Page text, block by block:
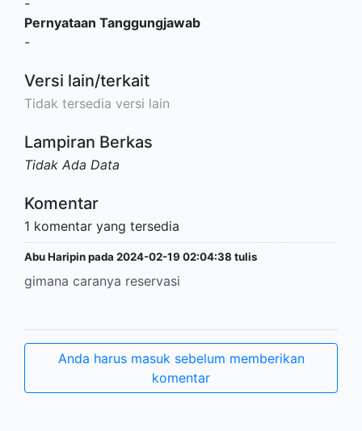
-
Pernyataan Tanggungjawab
-
Versi lain/terkait
Tidak tersedia versi lain
Lampiran Berkas
Tidak Ada Data
Komentar
1 komentar yang tersedia
Abu Haripin pada 2024-02-19 02:04:38 tulis
gimana caranya reservasi
Anda harus masuk sebelum memberikan
komentar